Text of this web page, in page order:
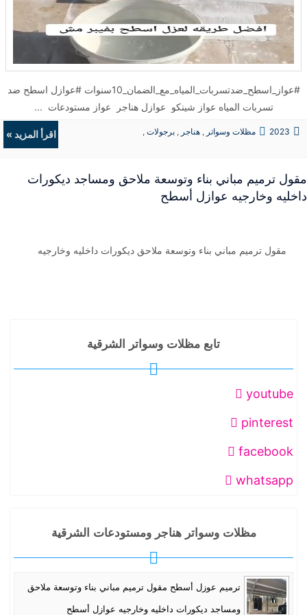
خمسة أيام. هل يؤثر العزل على تصميم المنزل؟ لا، تُستخدم تقنيات غير
مرئية ولا تؤثر على الشكل العام أو الواجهات الخارجية. خلاصة المقال تُعد
العوازل المائية والحرارية جزءًا أساسيًا من صيانة وحماية المباني الحديثة.
ومع الضمان المقدم لمدة 10 سنوات، فإن هذه الحلول توفر راحة بال طويلة
المشاريع وفق معايير فنية دقيقة وبإشراف متخصصين لضمان نتائج فعالة
تدوم طويلاً. ...
#عواز_اسطح_ضدتسربات_المياه_مع_الضمان_10سنوات #عوازل اسطح ضد
تسربات المياه عواز شينكو عوازل هناجر عواز مستودعات ...
2023 مظلات وسواتر , هناجر , برجولات ,
اقرأ المزيد »
مقول ترميم مباني بناء وتوسعة ملاحق ومساجد ديكورات
داخليه وخارجيه عوازل أسطح
مقول ترميم مباني بناء وتوسعة ملاحق ديكورات داخليه وخارجيه
تابع مظلات وسواتر الشرقية
youtube
pinterest
facebook
whatsapp
مظلات وسواتر هناجر ومستودعات الشرقية
ترميم عوزل أسطح مقول ترميم مباني بناء وتوسعة ملاحق
ومساجد ديكورات داخليه وخارجيه عوازل أسطح